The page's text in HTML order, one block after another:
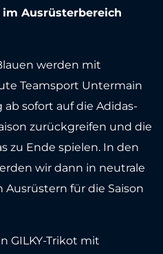
Ausrüsterbereich
werden mit
Teamsport Untermain
sofort auf die Adidas-
zurückgreifen und die
zu Ende spielen. In den
wir dann in neutrale
für die Saison
GILKY-Trikot mit